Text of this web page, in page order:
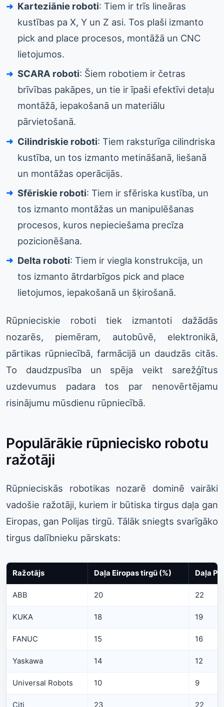
Karteziānie roboti: Tiem ir trīs lineāras
kustības pa X, Y un Z asi. Tos plaši izmanto
pick and place procesos, montāžā un CNC
lietojumos.
SCARA roboti: Šiem robotiem ir četras
brīvības pakāpes, un tie ir īpaši efektīvi detaļu
montāžā, iepakošanā un materiālu
pārvietošanā.
Cilindriskie roboti: Tiem raksturīga cilindriska
kustība, un tos izmanto metināšanā, liešanā
un montāžas operācijās.
Sfēriskie roboti: Tiem ir sfēriska kustība, un
tos izmanto montāžas un manipulēšanas
procesos, kuros nepieciešama precīza
pozicionēšana.
Delta roboti: Tiem ir viegla konstrukcija, un
tos izmanto ātrdarbīgos pick and place
lietojumos, iepakošanā un šķirošanā.
Rūpnieciskie roboti tiek izmantoti dažādās
nozarēs, piemēram, autobūvē, elektronikā,
pārtikas rūpniecībā, farmācijā un daudzās citās.
To daudzpusība un spēja veikt sarežģītus
uzdevumus padara tos par nenovērtējamu
risinājumu mūsdienu rūpniecībā.
Populārākie rūpniecisko robotu
ražotāji
Rūpnieciskās robotikas nozarē dominē vairāki
vadošie ražotāji, kuriem ir būtiska tirgus daļa gan
Eiropas, gan Polijas tirgū. Tālāk sniegts svarīgāko
tirgus dalībnieku pārskats:
Ražotājs Daļa Eiropas tirgū (%) Daļa
ABB 20 22
KUKA 18 19
FANUC 15 16
Yaskawa 14 12
Universal Robots 10 9
Citi 23 22